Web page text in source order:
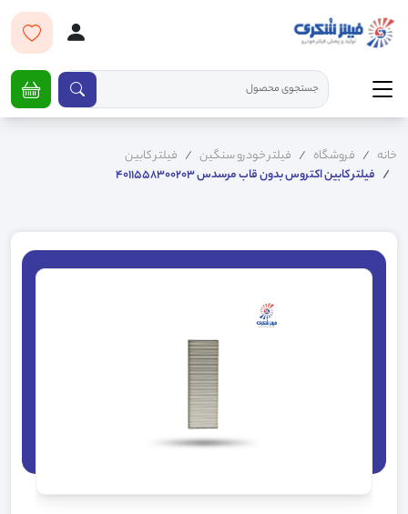
خانه فروشگاه فیلتر خودرو سنگین
فیلتر کابین
فیلتر کابین اکتروس بدون قاب مرسدس 4011558300203